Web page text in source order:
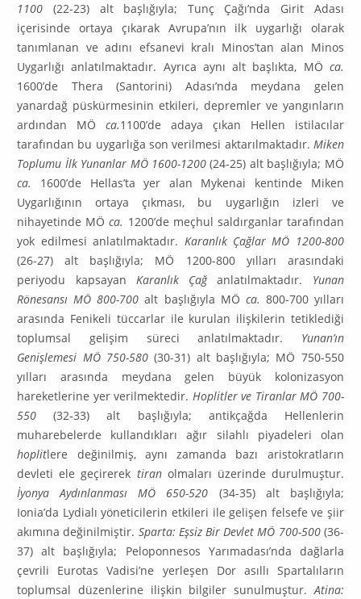
1100 (22-23) alt başlığıyla; Tunç Çağı’nda Girit Adası
içerisinde ortaya çıkarak Avrupa’nın ilk uygarlığı olarak
tanımlanan ve adını efsanevi kralı Minos’tan alan Minos
Uygarlığı anlatılmaktadır. Ayrıca aynı alt başlıkta, MÖ ca.
1600’de Thera (Santorini) Ada­sı’nda meydana gelen
yanardağ püskürmesinin etkileri, depremler ve yangınların
ardından MÖca.1100’de adaya çıkan Hellen istilacılar
tarafından bu uygarlığa son verilmesi aktarılmaktadır. Miken
Toplumu İlk Yunanlar MÖ 1600-1200 (24-25) alt başlığıyla; MÖ
ca.
1600’de Hellas’ta yer alan Mykenai kentinde Miken
Uygarlığının ortaya çıkması, bu uygarlığın izleri ve
nihayetinde MÖca. 1200’de meçhul saldırganlar tarafından
yok edilmesi anlatılmaktadır. Karanlık Çağlar MÖ 1200-800
(26-27) alt başlığıyla; MÖ 1200-800 yılları arasındaki
periyodu kapsayan Karanlık Çağanlatılmaktadır. Yunan
Rönesansı MÖ 800-700 alt başlığıyla MÖ ca. 800-700 yılları
arasında Fenikeli tüccarlar ile kurulan ilişkilerin tetiklediği
toplumsal gelişim süreci anlatılmaktadır. Yunan’ın
Genişlemesi MÖ 750-580(30-31) alt başlığıyla; MÖ 750-550
yılları arasında meydana gelen büyük kolonizasyon
hareketlerine yer verilmektedir. Hoplitler ve Tiranlar MÖ 700-
550(32-33) alt başlığıyla; antikçağda Hellenlerin
muharebelerde kullandıkları ağır silahlı piyadeleri olan
hoplit­lere değinilmiş, aynı zamanda bazı aristokratların
devleti ele geçirerek tiranolmaları üzerinde durulmuştur.
İyonya Aydınlanması MÖ 650-520 (34-35) alt başlığıyla;
Ionia’da Lydialı yöneticile­rin etkileri ile gelişen felsefe ve şiir
akımına değinilmiştir. Sparta: Eşsiz Bir Devlet MÖ 700-500(36-
37) alt başlığıyla; Peloponnesos Yarımadası’nda dağlarla
çevrili Eurotas Vadisi’ne yerleşen Dor asıllı Spartalıların
toplumsal düzenlerine ilişkin bilgiler sunulmuştur.Atina: